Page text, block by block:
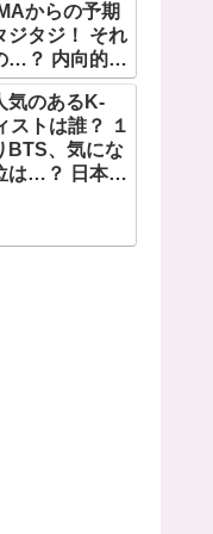
た歌」
からの予期
ジタジ！ それ
…？ 内向的で
答えに困る彼
ンがかわい
気のあるK-
ストは誰？ １
BTS、気にな
は…？ 日本の
るデータに注